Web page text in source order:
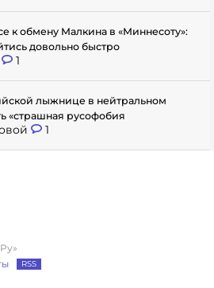
к обмену Малкина в «Миннесоту»:
довольно быстро
1
лыжнице в нейтральном
«страшная русофобия
1
RSS